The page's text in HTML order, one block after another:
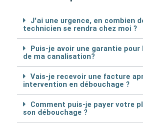
J'ai une urgence, en combien
technicien se rendra chez moi ?
Puis-je avoir une garantie pour
de ma canalisation?
Vais-je recevoir une facture
intervention en débouchage ?
Comment puis-je payer votre
son débouchage ?